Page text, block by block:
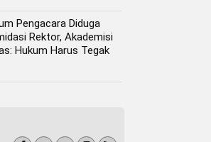
Pengacara Diduga
Rektor, Akademisi
Hukum Harus Tegak